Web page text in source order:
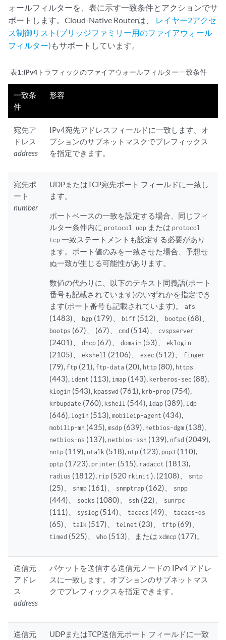
ォールフィルターを、表に示す一致条件とアクションでサ
ポートします。Cloud-Native Routerは、
レイヤー2アクセ
ス制御リスト(ブリッジファミリー用のファイアウォール
フィルター) もサポートしています。
表1:IPv4トラフィックのファイアウォールフィルター一致条件
一致条
件
形容
宛先ア
ドレス
address
IPv4宛先アドレスフィールドに一致します。オ
プションのサブネットマスクでプレフィックス
を指定できます。
宛先ポ
ート
number
UDPまたはTCP宛先ポート フィールドに一致し
ます。
ポートベースの一致を設定する場合、同じフィ
ルター条件内にprotocol udp またはprotocol
tcp一致ステートメントも設定する必要があり
ます。ポート値のみを一致させた場合、予想せ
ぬ一致が生じる可能性があります。
数値の代わりに、以下のテキスト同義語(ポート
番号も記載されています)のいずれかを指定でき
ます(ポート番号も記載されています)。afs
(1483)、bgp (179)、biff (512)、bootpc (68)、
bootps (67)、 (67)、cmd (514)、cvspserver
(2401)、dhcp (67)、domain (53)、eklogin
(2105)、ekshell (2106)、exec (512)、finger
(79),ftp (21),ftp-data (20), http (80), https
(443), ident (113), imap (143), kerberos-sec (88),
klogin (543), kpasswd (761), krb-prop (754),
krbupdate (760), kshell (544), ldap (389), ldp
(646), login (513),mobileip-agent (434),
mobilip-mn (435),msdp (639), netbios-dgm (138),
netbios-ns (137), netbios-ssn (139), nfsd (2049),
nntp (119), ntalk (518), ntp (123),pop3 (110),
pptp (1723),printer (515), radacct (1813),
radius (1812), rip (520 rkinit ), (2108)、 smtp
(25)、 snmp (161)、 snmptrap (162)、 snpp
(444)、 socks (1080)、 ssh (22)、 sunrpc
(111)、 syslog (514)、 tacacs (49)、 tacacs-ds
(65)、 talk (517)、 telnet (23)、 tftp (69)、
timed (525)、who (513)、または xdmcp (177)。
送信元
アドレ
ス
address
パケットを送信する送信元ノードの IPv4 アドレ
スに一致します。オプションのサブネットマス
クでプレフィックスを指定できます。
送信元 UDPまたはTCP送信元ポート フィールドに一致